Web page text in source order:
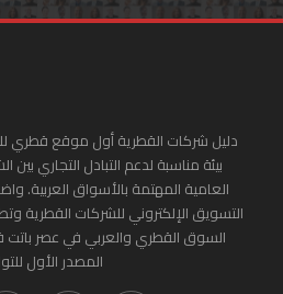
دليل شركات القطرية أول موقع قطري
بيئة مناسبة لدعم التبادل التجاري
العامية المهتمة بالأسواق العربية.
التسويق الإلكتروني للشركات القطرية
السوق القطري والعربي في عصر باتت
المصدر الأول